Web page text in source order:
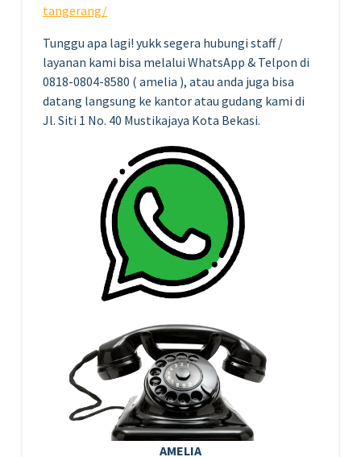
tangerang/
Tunggu apa lagi! yukk segera hubungi staff /
layanan kami bisa melalui WhatsApp & Telpon di
0818-0804-8580 ( amelia ), atau anda juga bisa
datang langsung ke kantor atau gudang kami di
Jl. Siti 1 No. 40 Mustikajaya Kota Bekasi.
AMELIA